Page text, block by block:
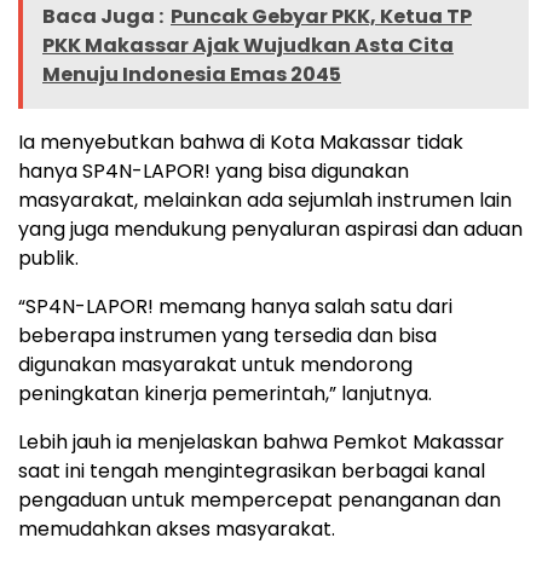
Baca Juga : Puncak Gebyar PKK, Ketua TP
PKK Makassar Ajak Wujudkan Asta Cita
Menuju Indonesia Emas 2045
Ia menyebutkan bahwa di Kota Makassar tidak
hanya SP4N-LAPOR! yang bisa digunakan
masyarakat, melainkan ada sejumlah instrumen lain
yang juga mendukung penyaluran aspirasi dan aduan
publik.
“SP4N-LAPOR! memang hanya salah satu dari
beberapa instrumen yang tersedia dan bisa
digunakan masyarakat untuk mendorong
peningkatan kinerja pemerintah,” lanjutnya.
Lebih jauh ia menjelaskan bahwa Pemkot Makassar
saat ini tengah mengintegrasikan berbagai kanal
pengaduan untuk mempercepat penanganan dan
memudahkan akses masyarakat.